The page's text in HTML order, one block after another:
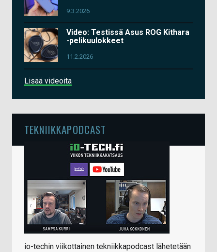
9.3.2026
Video: Testissä Asus ROG Kithara
-pelikuulokkeet
11.2.2026
Lisää videoita
TEKNIIKKAPODCAST
io-techin viikottainen tekniikkapodcast lähetetään